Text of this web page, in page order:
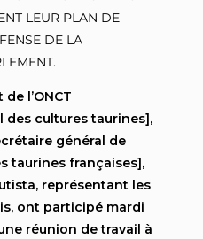
LEUR PLAN DE
DE LA
l’ONCT
des cultures taurines],
général de
taurines françaises],
représentant les
ont participé mardi
réunion de travail à